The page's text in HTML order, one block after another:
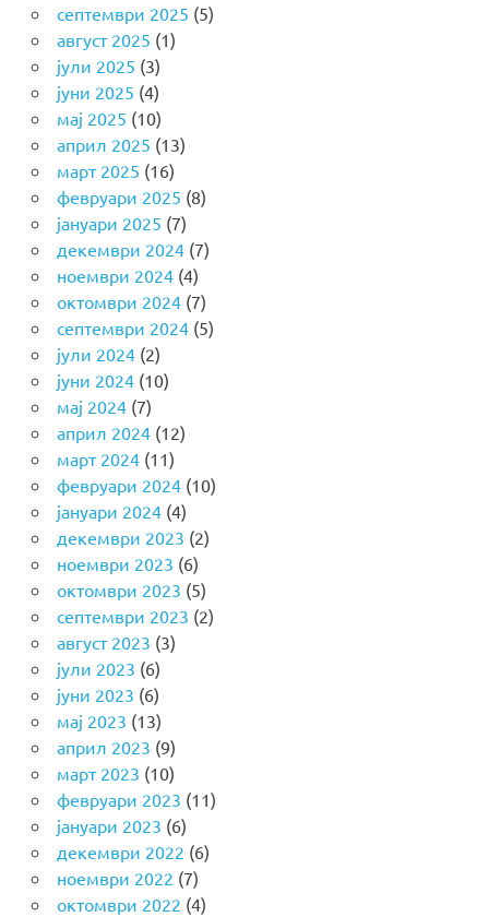
септември 2025 (5)
август 2025 (1)
јули 2025 (3)
јуни 2025 (4)
мај 2025 (10)
април 2025 (13)
март 2025 (16)
февруари 2025 (8)
јануари 2025 (7)
декември 2024(7)
ноември 2024(4)
октомври 2024(7)
септември 2024(5)
јули 2024(2)
јуни 2024(10)
мај 2024(7)
април 2024(12)
март 2024(11)
февруари 2024(10)
јануари 2024(4)
декември 2023 (2)
ноември 2023 (6)
октомври 2023 (5)
септември 2023 (2)
август 2023 (3)
јули 2023 (6)
јуни 2023 (6)
мај 2023 (13)
април 2023 (9)
март 2023 (10)
февруари 2023 (11)
јануари 2023 (6)
декември 2022 (6)
ноември 2022 (7)
октомври 2022 (4)